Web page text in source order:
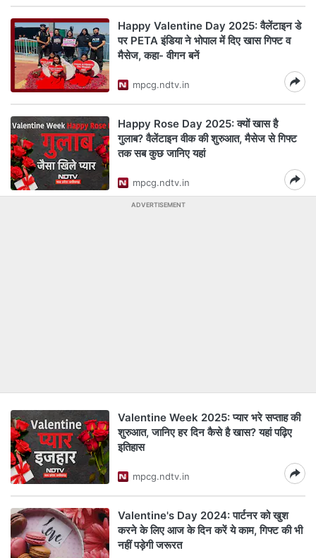
Happy Valentine Day 2025: वैलेंटाइन डे
पर PETA इंडिया ने भोपाल में दिए खास गिफ्ट व
मैसेज, कहा- वीगन बनें
mpcg.ndtv.in
Happy Rose Day 2025: क्यों खास है
गुलाब? वैलेंटाइन वीक की शुरुआत, मैसेज से गिफ्ट
तक सब कुछ जानिए यहां
mpcg.ndtv.in
ADVERTISEMENT
Valentine Week 2025: प्यार भरे सप्ताह की
शुरुआत, जानिए हर दिन कैसे है खास? यहां पढ़िए
इतिहास
mpcg.ndtv.in
Valentine's Day 2024: पार्टनर को खुश
करने के लिए आज के दिन करें ये काम, गिफ्ट की भी
नहीं पड़ेगी जरूरत